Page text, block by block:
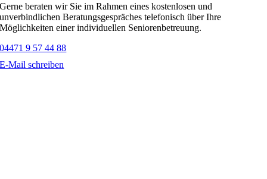
Gerne beraten wir Sie im Rahmen eines kostenlosen und
unverbindlichen Beratungsgespräches telefonisch über Ihre
Möglichkeiten einer individuellen Seniorenbetreuung.
04471 9 57 44 88
E-Mail schreiben